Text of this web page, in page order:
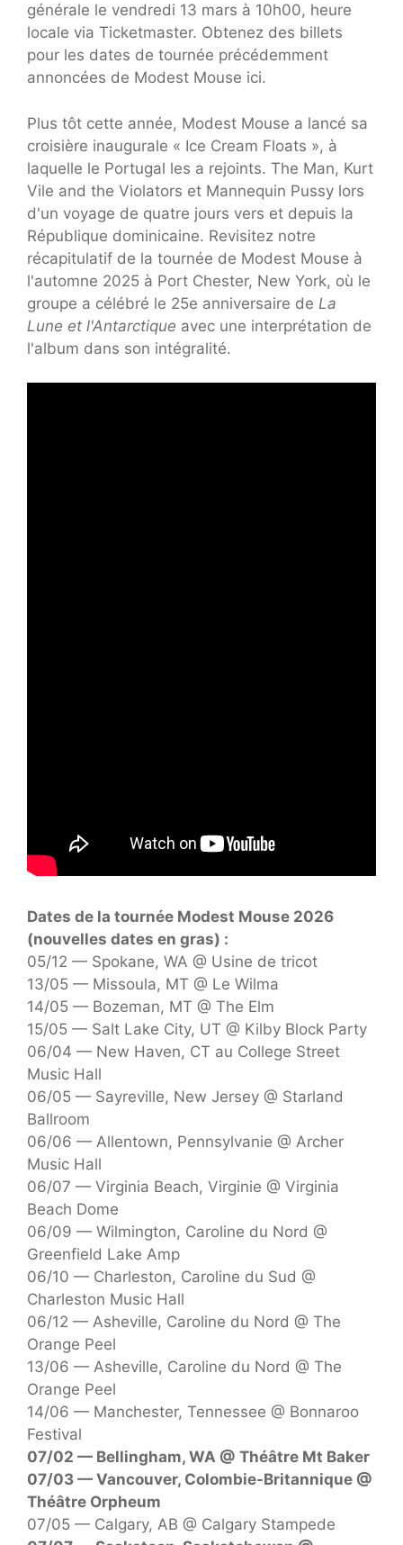
générale le vendredi 13 mars à 10h00, heure
locale via Ticketmaster. Obtenez des billets
pour les dates de tournée précédemment
annoncées de Modest Mouse ici.
Plus tôt cette année, Modest Mouse a lancé sa
croisière inaugurale « Ice Cream Floats », à
laquelle le Portugal les a rejoints. The Man, Kurt
Vile and the Violators et Mannequin Pussy lors
d'un voyage de quatre jours vers et depuis la
République dominicaine. Revisitez notre
récapitulatif de la tournée de Modest Mouse à
l'automne 2025 à Port Chester, New York, où le
groupe a célébré le 25e anniversaire de La
Lune et l'Antarctique avec une interprétation de
l'album dans son intégralité.
Dates de la tournée Modest Mouse 2026
(nouvelles dates en gras) :
05/12 — Spokane, WA @ Usine de tricot
13/05 — Missoula, MT @ Le Wilma
14/05 — Bozeman, MT @ The Elm
15/05 — Salt Lake City, UT @ Kilby Block Party
06/04 — New Haven, CT au College Street
Music Hall
06/05 — Sayreville, New Jersey @ Starland
Ballroom
06/06 — Allentown, Pennsylvanie @ Archer
Music Hall
06/07 — Virginia Beach, Virginie @ Virginia
Beach Dome
06/09 — Wilmington, Caroline du Nord @
Greenfield Lake Amp
06/10 — Charleston, Caroline du Sud @
Charleston Music Hall
06/12 — Asheville, Caroline du Nord @ The
Orange Peel
13/06 — Asheville, Caroline du Nord @ The
Orange Peel
14/06 — Manchester, Tennessee @ Bonnaroo
Festival
07/02 — Bellingham, WA @ Théâtre Mt Baker
07/03 — Vancouver, Colombie-Britannique @
Théâtre Orpheum
07/05 — Calgary, AB @ Calgary Stampede